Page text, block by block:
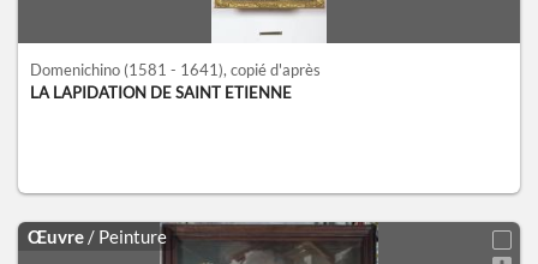
Domenichino (1581 - 1641), copié d'après
LA LAPIDATION DE SAINT ETIENNE
Œuvre / Peinture